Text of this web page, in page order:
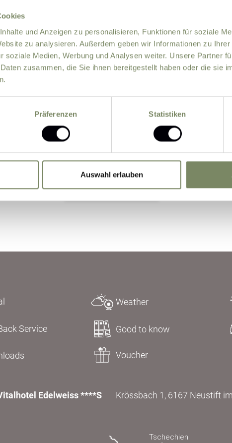
und Anzeigen zu personalisieren, Funktionen für soziale
zu analysieren. Außerdem geben wir Informationen zu
soziale Medien, Werbung und Analysen weiter. Unsere Partner
zusammen, die Sie ihnen bereitgestellt haben oder die sie
Präferenzen Statistiken
Auswahl erlauben
information about offers by e-mail.
entered by me may be processed by the data
the basis of the consent given by me by sending the form.
Submit Inquiry
Weather
Service Good to know
Voucher
Edelweiss ****S Krössbach 1, 6167 Neustift